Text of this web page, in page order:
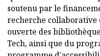
soutenu par le
recherche
ouverte des
Tech, ainsi que du